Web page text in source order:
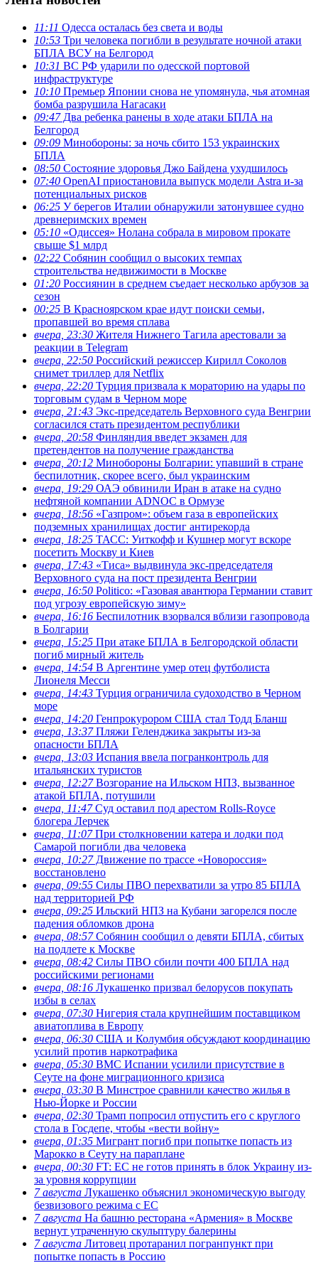
11:11 Одесса осталась без света и воды
10:53 Три человека погибли в результате ночной атаки
БПЛА ВСУ на Белгород
10:31 ВС РФ ударили по одесской портовой
инфраструктуре
10:10 Премьер Японии снова не упомянула, чья атомная
бомба разрушила Нагасаки
09:47Два ребенка ранены в ходе атаки БПЛА на
Белгород
09:09 Минобороны: за ночь сбито 153 украинских
БПЛА
08:50 Состояние здоровья Джо Байдена ухудшилось
07:40 OpenAI приостановила выпуск модели Astra и-за
потенциальных рисков
06:25 У берегов Италии обнаружили затонувшее судно
древнеримских времен
05:10 «Одиссея» Нолана собрала в мировом прокате
свыше $1 млрд
02:22 Собянин сообщил о высоких темпах
строительства недвижимости в Москве
01:20 Россиянин в среднем съедает несколько арбузов за
сезон
00:25 В Красноярском крае идут поиски семьи,
пропавшей во время сплава
вчера, 23:30 Жителя Нижнего Тагила арестовали за
реакции в Теlegram
вчера, 22:50 Российский режиссер Кирилл Соколов
снимет триллер для Netflix
вчера, 22:20 Турция призвала к мораторию на удары по
торговым судам в Черном море
вчера, 21:43 Экс-председатель Верховного суда Венгрии
согласился стать президентом республики
вчера, 20:58 Финляндия введет экзамен для
претендентов на получение гражданства
вчера, 20:12 Минобороны Болгарии: упавший в стране
беспилотник, скорее всего, был украинским
вчера, 19:29 ОАЭ обвинили Иран в атаке на судно
нефтяной компании ADNOC в Ормузе
вчера, 18:56 «Газпром»: объем газа в европейских
подземных хранилищах достиг антирекорда
вчера, 18:25 ТАСС: Уиткофф и Кушнер могут вскоре
посетить Москву и Киев
вчера, 17:43 «Тиса» выдвинула экс-председателя
Верховного суда на пост президента Венгрии
вчера, 16:50 Politico: «Газовая авантюра Германии ставит
под угрозу европейскую зиму»
вчера, 16:16 Беспилотник взорвался вблизи газопровода
в Болгарии
вчера, 15:25 При атаке БПЛА в Белгородской области
погиб мирный житель
вчера, 14:54 В Аргентине умер отец футболиста
Лионеля Месси
вчера, 14:43 Турция ограничила судоходство в Черном
море
вчера, 14:20 Генпрокурором США стал Тодд Бланш
вчера, 13:37Пляжи Геленджика закрыты из-за
опасности БПЛА
вчера, 13:03 Испания ввела погранконтроль для
итальянских туристов
вчера, 12:27Возгорание на Ильском НПЗ, вызванное
атакой БПЛА, потушили
вчера, 11:47Суд оставил под арестом Rolls-Royce
блогера Лерчек
вчера, 11:07При столкновении катера и лодки под
Самарой погибли два человека
вчера, 10:27Движение по трассе «Новороссия»
восстановлено
вчера, 09:55 Силы ПВО перехватили за утро 85 БПЛА
над территорией РФ
вчера, 09:25 Ильский НПЗ на Кубани загорелся после
падения обломков дрона
вчера, 08:57Собянин сообщил о девяти БПЛА, сбитых
на подлете к Москве
вчера, 08:42 Силы ПВО сбили почти 400 БПЛА над
российскими регионами
вчера, 08:16 Лукашенко призвал белорусов покупать
избы в селах
вчера, 07:30 Нигерия стала крупнейшим поставщиком
авиатоплива в Европу
вчера, 06:30 США и Колумбия обсуждают координацию
усилий против наркотрафика
вчера, 05:30 ВМС Испании усилили присутствие в
Сеуте на фоне миграционного кризиса
вчера, 03:30 В Минстрое сравнили качество жилья в
Нью-Йорке и России
вчера, 02:30 Трамп попросил отпустить его с круглого
стола в Госдепе, чтобы «вести войну»
вчера, 01:35 Мигрант погиб при попытке попасть из
Марокко в Сеуту на параплане
вчера, 00:30 FT: ЕС не готов принять в блок Украину из-
за уровня коррупции
7 августа Лукашенко объяснил экономическую выгоду
безвизового режима с ЕС
7 августа На башню ресторана «Армения» в Москве
вернут утраченную скульптуру балерины
7 августа Литовец протаранил погранпункт при
попытке попасть в Россию